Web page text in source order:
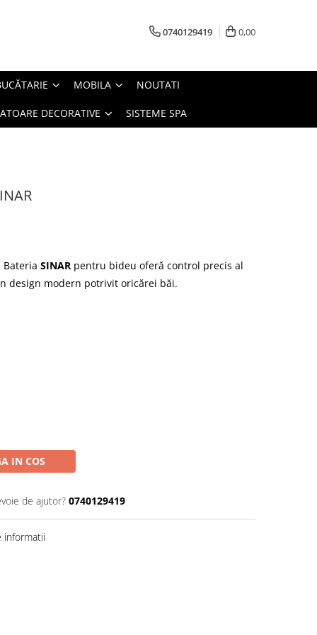
0740129419 0,00
MOBILA NOUTATI
DECORATIVE SISTEME SPA
Bateria SINAR pentru bideu oferă control precis al
design modern potrivit oricărei băi.
IN COS
de ajutor? 0740129419
informatii